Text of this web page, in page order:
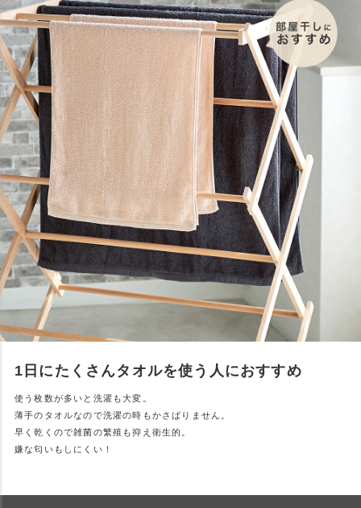
1日にたくさんタオルを使う人におすすめ
使う枚数が多いと洗濯も大変。
薄手のタオルなので洗濯の時もかさばりません。
早く乾くので雑菌の繁殖も抑え衛生的。
嫌な匂いもしにくい！